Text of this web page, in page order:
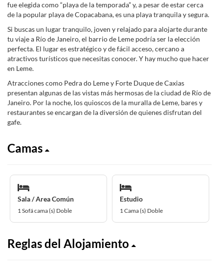
fue elegida como “playa de la temporada” y, a pesar de estar cerca
de la popular playa de Copacabana, es una playa tranquila y segura.
Si buscas un lugar tranquilo, joven y relajado para alojarte durante
tu viaje a Río de Janeiro, el barrio de Leme podría ser la elección
perfecta. El lugar es estratégico y de fácil acceso, cercano a
atractivos turísticos que necesitas conocer. Y hay mucho que hacer
en Leme.
Atracciones como Pedra do Leme y Forte Duque de Caxias
presentan algunas de las vistas más hermosas de la ciudad de Río de
Janeiro. Por la noche, los quioscos de la muralla de Leme, bares y
restaurantes se encargan de la diversión de quienes disfrutan del
gafe.
Camas
Sala / Area Común
1 Sofá cama (s) Doble
Estudio
1 Cama (s) Doble
Reglas del Alojamiento